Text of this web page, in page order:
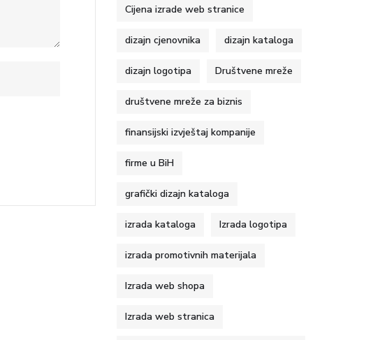
Cijena izrade web stranice
dizajn cjenovnika dizajn kataloga
dizajn logotipa Društvene mreže
društvene mreže za biznis
finansijski izvještaj kompanije
firme u BiH
grafički dizajn kataloga
izrada kataloga Izrada logotipa
izrada promotivnih materijala
Izrada web shopa
Izrada web stranica